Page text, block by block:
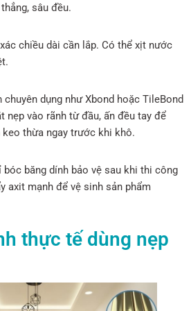
sâu đều.
chiều dài cần lắp. Có thể xịt nước
chuyên dụng như Xbond hoặc TileBond
nẹp vào rãnh từ đầu, ấn đều tay để
thừa ngay trước khi khô.
bóc băng dính bảo vệ sau khi thi công
axit mạnh để vệ sinh sản phẩm
thực tế dùng nẹp